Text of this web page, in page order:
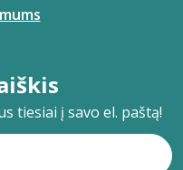
tiesiai į savo el. paštą!